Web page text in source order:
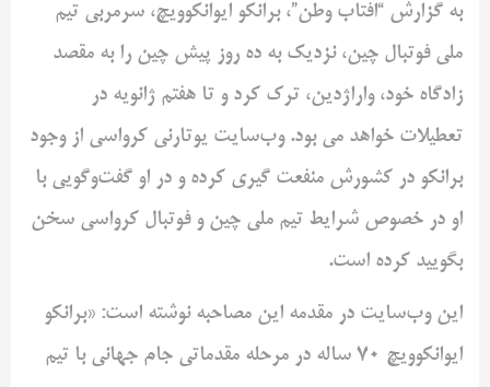
به گزارش “افتاب وطن”، برانکو ایوانکوویچ، سرمربی تیم
ملی فوتبال چین، نزدیک به ده روز پیش چین را به مقصد
زادگاه خود، واراژدین، ترک کرد و تا هفتم ژانویه در
تعطیلات خواهد می بود. وب‌سایت یوتارنی کرواسی از وجود
برانکو در کشورش منفعت گیری کرده و در او گفت‌وگویی با
او در خصوص شرایط تیم ملی چین و فوتبال کرواسی سخن
بگویید کرده است.
این وب‌سایت در مقدمه این مصاحبه نوشته است: «برانکو
ایوانکوویچ ۷۰ ساله در مرحله مقدماتی جام جهانی با تیم